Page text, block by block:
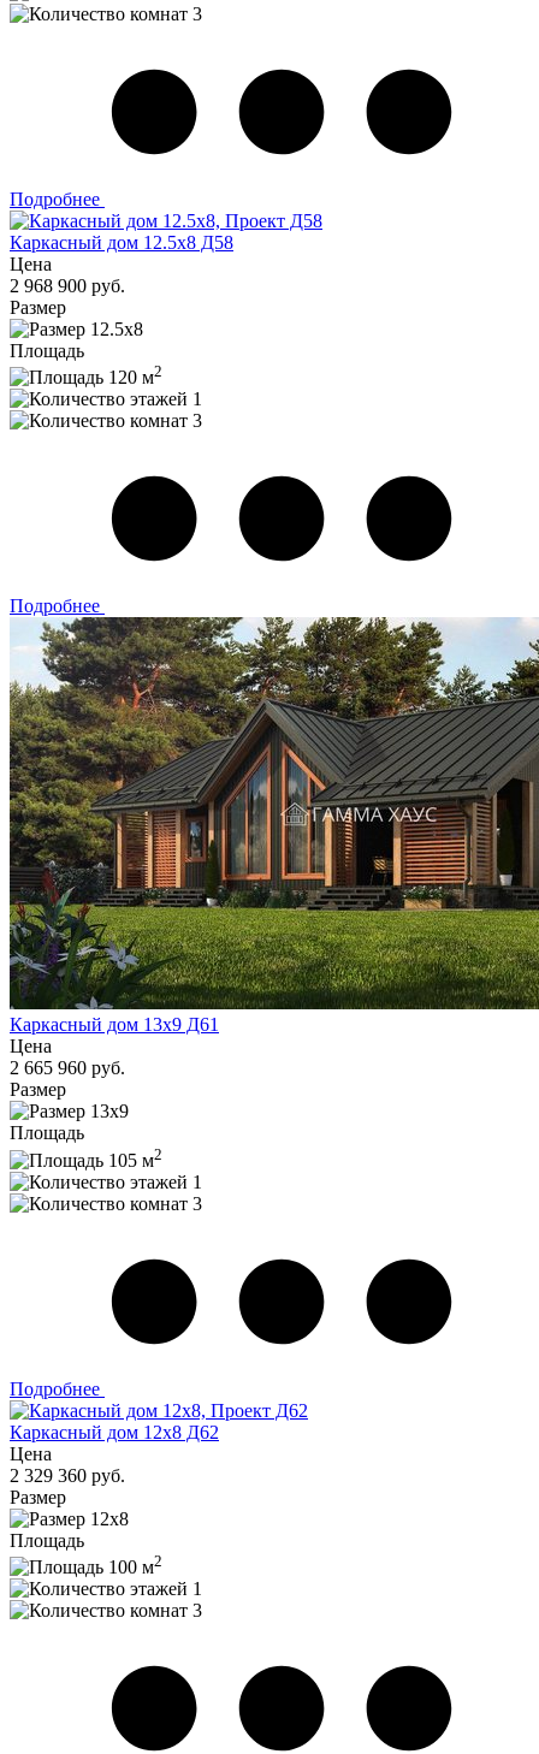
3
Подробнее
Каркасный дом 12.5х8 Д58
Цена
2 968 900 руб.
Размер
12.5х8
Площадь
120 м2
1
3
Подробнее
Каркасный дом 13х9 Д61
Цена
2 665 960 руб.
Размер
13х9
Площадь
105 м2
1
3
Подробнее
Каркасный дом 12х8 Д62
Цена
2 329 360 руб.
Размер
12х8
Площадь
100 м2
1
3